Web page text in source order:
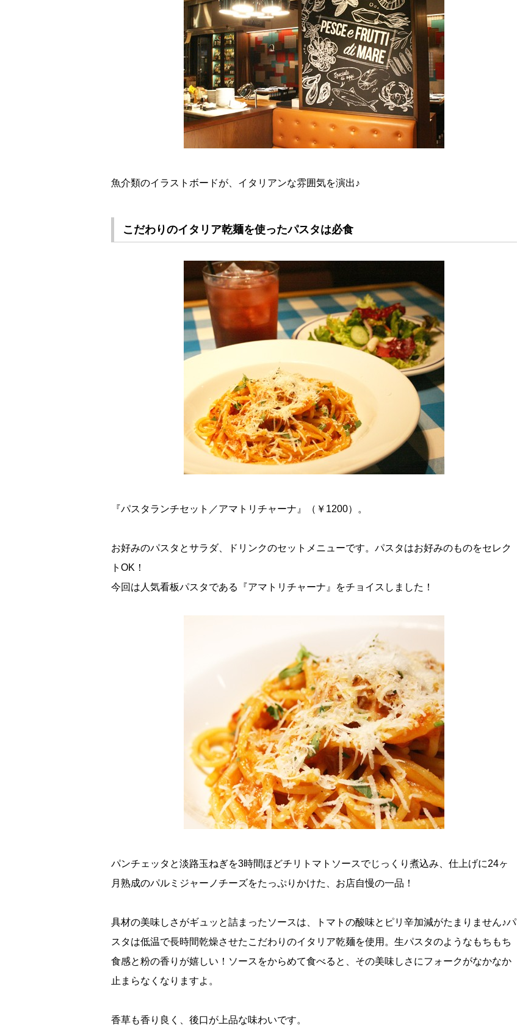
魚介類のイラストボードが、イタリアンな雰囲気を演出♪
こだわりのイタリア乾麺を使ったパスタは必食
『パスタランチセット／アマトリチャーナ』（￥1200）。
お好みのパスタとサラダ、ドリンクのセットメニューです。パスタはお好みのものをセレク
トOK！
今回は人気看板パスタである『アマトリチャーナ』をチョイスしました！
パンチェッタと淡路玉ねぎを3時間ほどチリトマトソースでじっくり煮込み、仕上げに24ヶ
月熟成のパルミジャーノチーズをたっぷりかけた、お店自慢の一品！
具材の美味しさがギュッと詰まったソースは、トマトの酸味とピリ辛加減がたまりません♪パ
スタは低温で長時間乾燥させたこだわりのイタリア乾麺を使用。生パスタのようなもちもち
食感と粉の香りが嬉しい！ソースをからめて食べると、その美味しさにフォークがなかなか
止まらなくなりますよ。
香草も香り良く、後口が上品な味わいです。